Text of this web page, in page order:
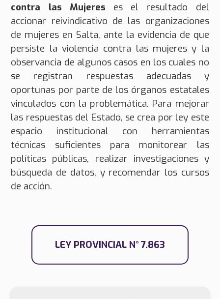
contra las Mujeres es el resultado del
accionar reivindicativo de las organizaciones
de mujeres en Salta, ante la evidencia de que
persiste la violencia contra las mujeres y la
observancia de algunos casos en los cuales no
se registran respuestas adecuadas y
oportunas por parte de los órganos estatales
vinculados con la problemática. Para mejorar
las respuestas del Estado, se crea por ley este
espacio institucional con herramientas
técnicas suficientes para monitorear las
políticas públicas, realizar investigaciones y
búsqueda de datos, y recomendar los cursos
de acción.
LEY PROVINCIAL N° 7.863